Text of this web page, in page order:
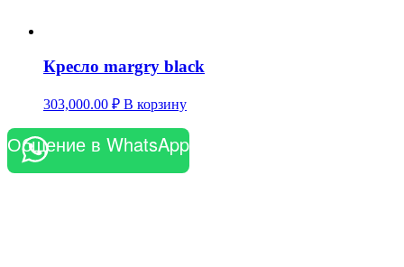
Кресло margry black
303,000.00 ₽ В корзину
Общение в WhatsApp